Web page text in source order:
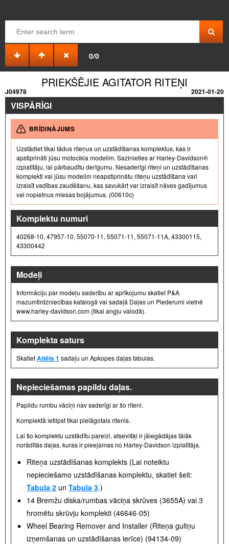
0/0
PRIEKŠĒJIE AGITATOR RITEŅI
J04978 2021-01-20
VISPĀRĪGI
BRĪDINĀJUMS
Uzstādiet tikai tādus riteņus un uzstādīšanas komplektus, kas ir
apstiprināti jūsu motocikla modelim. Sazinieties ar Harley-Davidson®
izplatītāju, lai pārbaudītu derīgumu. Nesaderīgi riteņi un uzstādīšanas
komplekti vai jūsu modelim neapstiprinātu riteņu uzstādīšana vari
izraisīt vadības zaudēšanu, kas savukārt var izraisīt nāves gadījumus
vai nopietnus miesas bojājumus. (00610c)
Komplektu numuri
40268-10, 47957-10, 55070-11, 55071-11, 55071-11A, 43300115,
43300442
Modeļi
Informāciju par modeļu saderību ar aprīkojumu skatiet P&A
mazumtirdzniecības katalogā vai sadaļā Daļas un Piederumi vietnē
www.harley-davidson.com (tikai angļu valodā).
Komplekta saturs
SkatietAttēls 1 sadaļu un Apkopes daļas tabulas.
Nepieciešamas papildu daļas.
Papildu rumbu vāciņi nav saderīgi ar šo riteni.
Komplektā ietilpst tikai pielāgotais ritenis.
Lai šo komplektu uzstādītu pareizi, atsevišķi ir jāiegādājas tālāk
norādītās daļas, kuras ir pieejamas no Harley-Davidson izplatītāja.
Riteņa uzstādīšanas komplekts (Lai noteiktu
nepieciešamo uzstādīšanas komplektu, skatiet šeit:
Tabula 2 un Tabula 3.)
14 Bremžu diska/rumbas vāciņa skrūves (3655A) vai 3
hromētu skrūvju komplekti (46646-05)
Wheel Bearing Remover and Installer (Riteņa gultņu
izņemšanas un uzstādīšanas ierīce) (94134-09)